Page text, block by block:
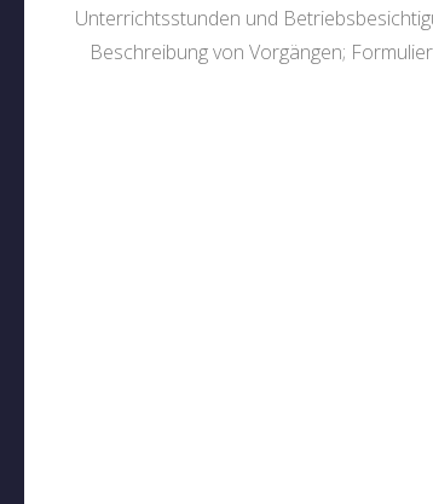
Unterrichtsstunden und
Beschreibung von Vorgängen;